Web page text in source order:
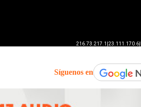
Síguenos en